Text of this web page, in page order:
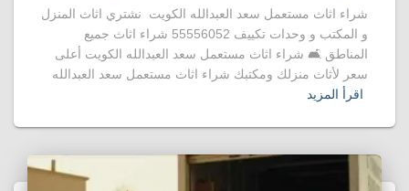
شراء اثاث مستعمل سعد العبدالله الكويت نشتري اثاث المنزل
و المكتب و وحدات تكييف 55556052 شراء اثاث جميع
المناطق 🛋️ شراء اثاث مستعمل سعد العبدالله الكويت أعلى
سعر لأثاث منزلك ومكتبك شراء اثاث مستعمل سعد العبدالله
اقرأ المزيد